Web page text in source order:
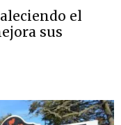
el
sus